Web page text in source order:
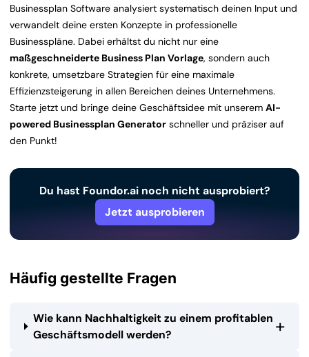
Businessplan Software analysiert systematisch deinen Input und
verwandelt deine ersten Konzepte in professionelle
Businesspläne. Dabei erhältst du nicht nur eine
maßgeschneiderte Business Plan Vorlage, sondern auch
konkrete, umsetzbare Strategien für eine maximale
Effizienzsteigerung in allen Bereichen deines Unternehmens.
Starte jetzt und bringe deine Geschäftsidee mit unserem AI-
powered Businessplan Generator schneller und präziser auf
den Punkt!
Du hast Foundor.ai noch nicht ausprobiert?
Jetzt ausprobieren
Häufig gestellte Fragen
Wie kann Nachhaltigkeit zu einem profitablen
Geschäftsmodell werden?
+